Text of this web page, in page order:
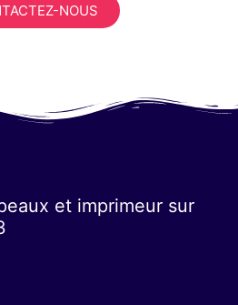
NOUS
et imprimeur sur